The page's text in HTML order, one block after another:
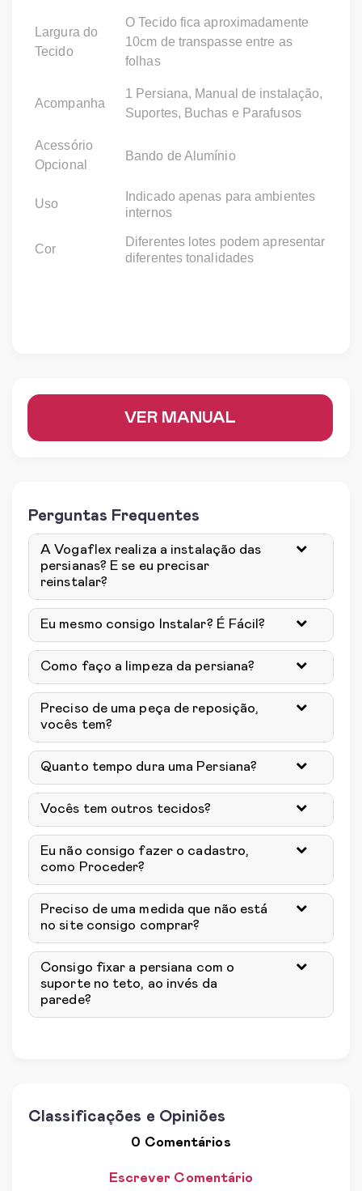
Largura do
Tecido
O Tecido fica aproximadamente
10cm de transpasse entre as
folhas
Acompanha
1 Persiana, Manual de instalação,
Suportes, Buchas e Parafusos
Acessório
Opcional
Bando de Alumínio
Uso
Indicado apenas para ambientes
internos
Cor
Diferentes lotes podem apresentar
diferentes tonalidades
VER MANUAL
Perguntas Frequentes
A Vogaflex realiza a instalação das
persianas? E se eu precisar
reinstalar?
Eu mesmo consigo Instalar? É Fácil?
Como faço a limpeza da persiana?
Preciso de uma peça de reposição,
vocês tem?
Quanto tempo dura uma Persiana?
Vocês tem outros tecidos?
Eu não consigo fazer o cadastro,
como Proceder?
Preciso de uma medida que não está
no site consigo comprar?
Consigo fixar a persiana com o
suporte no teto, ao invés da
parede?
Classificações e Opiniões
0 Comentários
Escrever Comentário